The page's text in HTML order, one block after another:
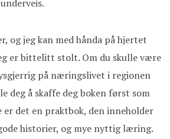
og jeg kan med hånda på hjertet
er bittelitt stolt. Om du skulle være
på næringslivet i regionen
deg å skaffe deg boken først som
er det en praktbok, den inneholder
historier, og mye nyttig læring.